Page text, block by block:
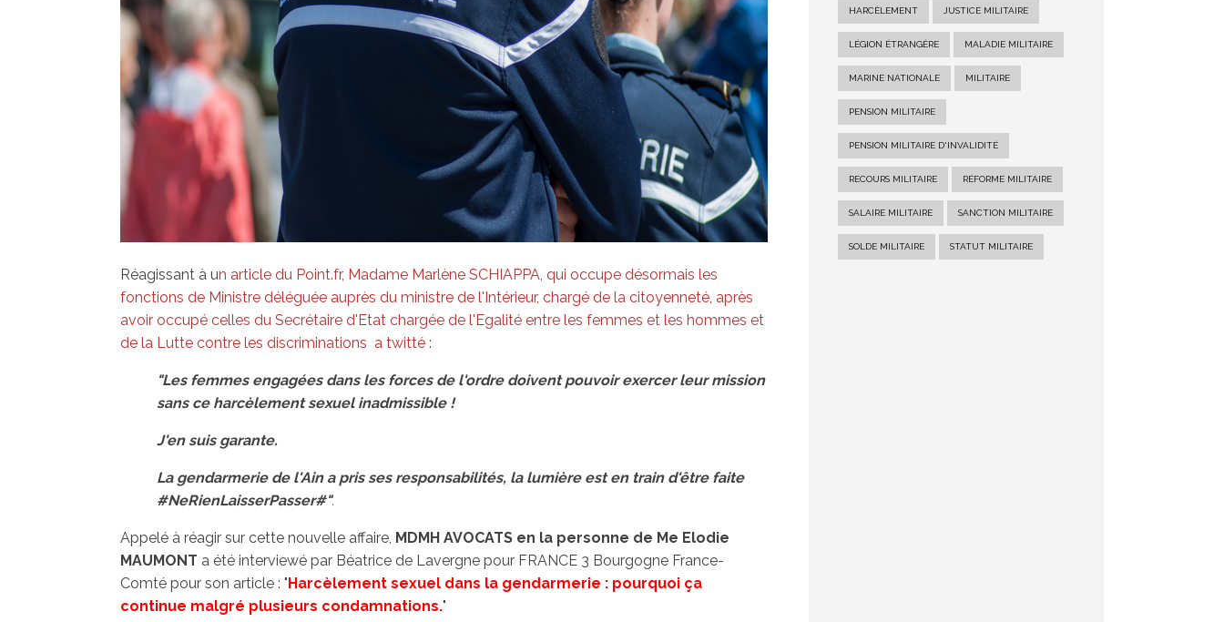
Réagissant à un article du Point.fr, Madame Marlène SCHIAPPA, qui occupe désormais les
fonctions de Ministre déléguée auprès du ministre de l'Intérieur, chargé de la citoyenneté, après
avoir occupé celles du Secrétaire d'Etat chargée de l'Egalité entre les femmes et les hommes et
de la Lutte contre les discriminations a twitté :
"Les femmes engagées dans les forces de l'ordre doivent pouvoir exercer leur mission
sans ce harcèlement sexuel inadmissible !
J'en suis garante.
La gendarmerie de l'Ain a pris ses responsabilités, la lumière est en train d'être faite
#NeRienLaisserPasser#".
Appelé à réagir sur cette nouvelle affaire, MDMH AVOCATS en la personne de Me Elodie
MAUMONT a été interviewé par Béatrice de Lavergne pour FRANCE 3 Bourgogne France-
Comté pour son article : "Harcèlement sexuel dans la gendarmerie : pourquoi ça
continue malgré plusieurs condamnations."
HARCÈLEMENT JUSTICE MILITAIRE
LÉGION ÉTRANGÈRE MALADIE MILITAIRE
MARINE NATIONALE MILITAIRE
PENSION MILITAIRE
PENSION MILITAIRE D'INVALIDITÉ
RECOURS MILITAIRE RÉFORME MILITAIRE
SALAIRE MILITAIRE SANCTION MILITAIRE
SOLDE MILITAIRE STATUT MILITAIRE